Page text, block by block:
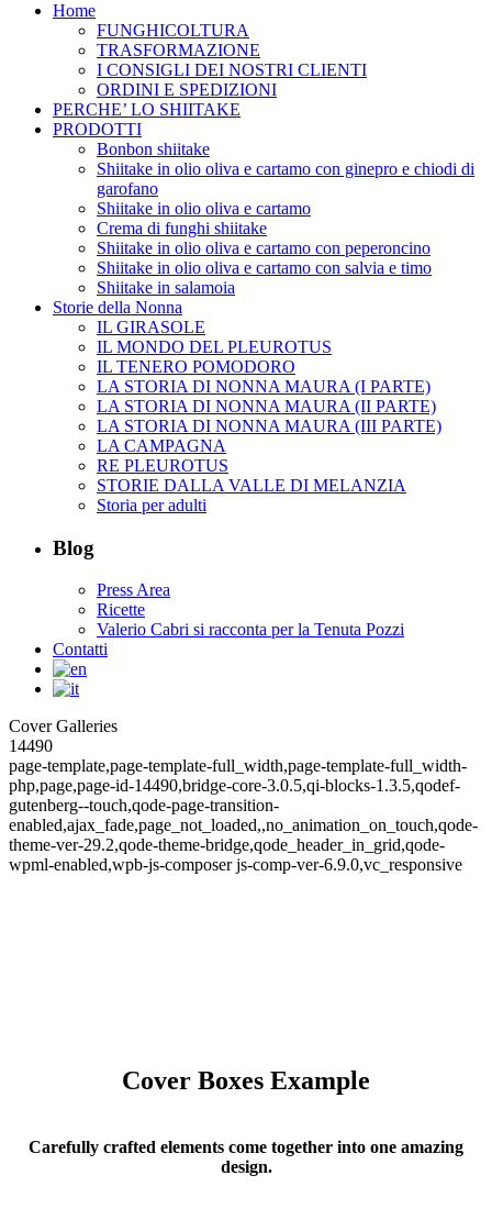
Home
FUNGHICOLTURA
TRASFORMAZIONE
I CONSIGLI DEI NOSTRI CLIENTI
ORDINI E SPEDIZIONI
PERCHE’ LO SHIITAKE
PRODOTTI
Bonbon shiitake
Shiitake in olio oliva e cartamo con ginepro e chiodi di
garofano
Shiitake in olio oliva e cartamo
Crema di funghi shiitake
Shiitake in olio oliva e cartamo con peperoncino
Shiitake in olio oliva e cartamo con salvia e timo
Shiitake in salamoia
Storie della Nonna
IL GIRASOLE
IL MONDO DEL PLEUROTUS
IL TENERO POMODORO
LA STORIA DI NONNA MAURA (I PARTE)
LA STORIA DI NONNA MAURA (II PARTE)
LA STORIA DI NONNA MAURA (III PARTE)
LA CAMPAGNA
RE PLEUROTUS
STORIE DALLA VALLE DI MELANZIA
Storia per adulti
Blog
Press Area
Ricette
Valerio Cabri si racconta per la Tenuta Pozzi
Contatti
Cover Galleries
14490
page-template,page-template-full_width,page-template-full_width-
php,page,page-id-14490,bridge-core-3.0.5,qi-blocks-1.3.5,qodef-
gutenberg--touch,qode-page-transition-
enabled,ajax_fade,page_not_loaded,,no_animation_on_touch,qode-
theme-ver-29.2,qode-theme-bridge,qode_header_in_grid,qode-
wpml-enabled,wpb-js-composer js-comp-ver-6.9.0,vc_responsive
Cover Boxes Example
Carefully crafted elements come together into one amazing
design.